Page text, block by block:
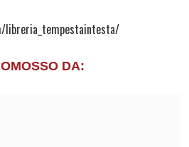
libreria_tempestaintesta/
DA: